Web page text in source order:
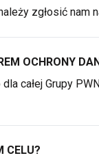
zgłosić nam
OCHRONY
całej Grupy
CELU?